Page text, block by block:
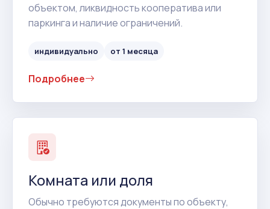
объектом, ликвидность кооператива или
паркинга и наличие ограничений.
индивидуально от 1 месяца
Подробнее
Комната или доля
Обычно требуются документы по объекту,